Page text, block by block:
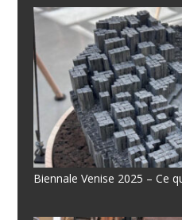
Biennale Venise 2025 – Ce